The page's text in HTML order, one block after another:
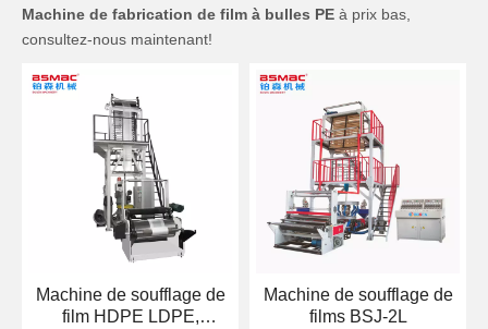
Machine de fabrication de film à bulles PE à prix bas,
consultez-nous maintenant!
Machine de soufflage de
film HDPE LDPE,
Machine de soufflage de
films BSJ-2L